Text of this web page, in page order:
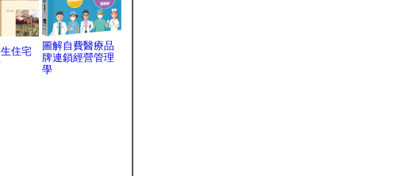
住宅
圖解自費醫療品
牌連鎖經營管理
學